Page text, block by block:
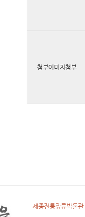
첨부이미지첨부
세종전통장류박물관